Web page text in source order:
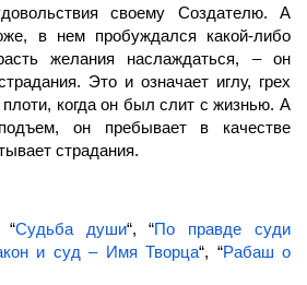
своему Создателю. А
в нем пробуждался какой-либо
желания наслаждаться, – он
Это и означает иглу, грех
когда он был слит с жизнью. А
он пребывает в качестве
страдания.
“Судьба души“, “По правде суди
и суд – Имя Творца“, “Рабаш о